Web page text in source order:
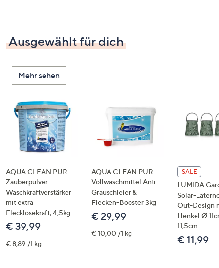
Ausgewählt für dich
Mehr sehen
AQUA CLEAN PUR
Zauberpulver
Waschkraftverstärker
mit extra
Flecklösekraft, 4,5kg
€ 39,99
€ 8,89 /1 kg
AQUA CLEAN PUR
Vollwaschmittel Anti-
Grauschleier &
Flecken-Booster 3kg
€ 29,99
€ 10,00 /1 kg
SALE
LUMIDA
Solar-
Out-Design
Henkel Ø
11,5cm
€ 11,99